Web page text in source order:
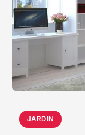
JARDIN